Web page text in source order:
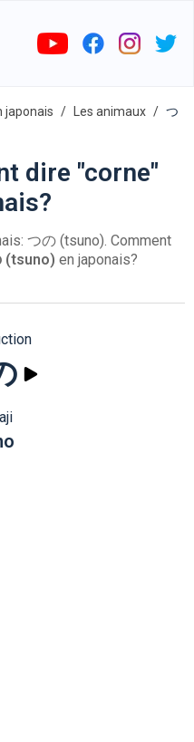
japonais Les animaux
つ
dire "corne"
つの (tsuno). Comment
(tsuno) en japonais?